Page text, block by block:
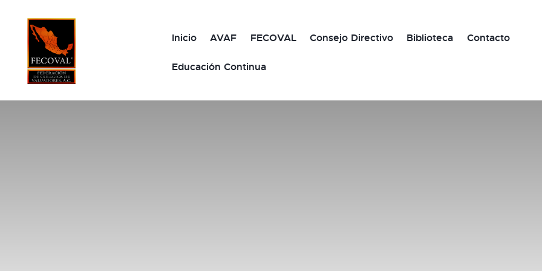
Inicio AVAF FECOVAL Consejo Directivo Biblioteca Contacto
Educación Continua